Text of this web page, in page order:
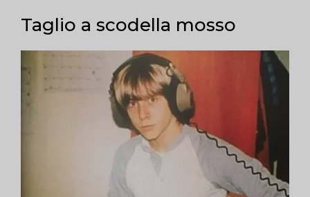
Taglio a scodella mosso